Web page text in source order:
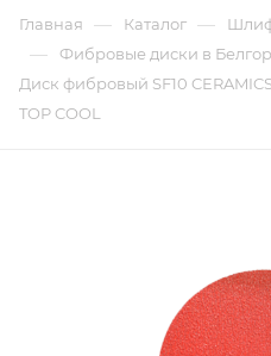
Главная — Каталог —
— Фибровые диски в
Диск фибровый SF10
TOP COOL